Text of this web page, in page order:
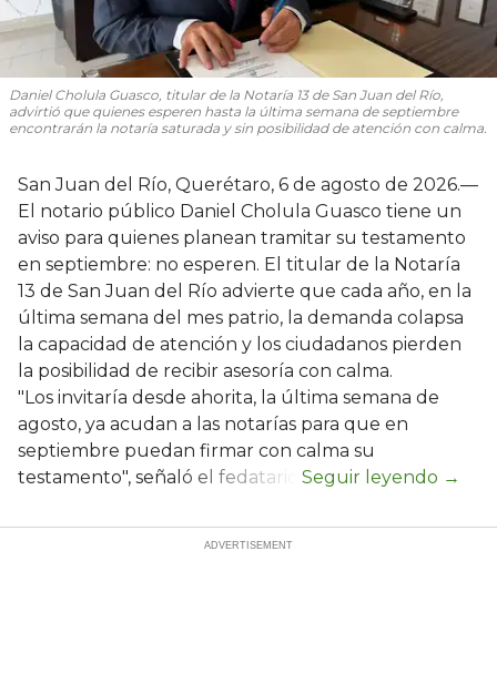
Daniel Cholula Guasco, titular de la Notaría 13 de San Juan del Río,
advirtió que quienes esperen hasta la última semana de septiembre
encontrarán la notaría saturada y sin posibilidad de atención con calma.
San Juan del Río, Querétaro, 6 de agosto de 2026.—
El notario público Daniel Cholula Guasco tiene un
aviso para quienes planean tramitar su testamento
en septiembre: no esperen. El titular de la Notaría
13 de San Juan del Río advierte que cada año, en la
última semana del mes patrio, la demanda colapsa
la capacidad de atención y los ciudadanos pierden
la posibilidad de recibir asesoría con calma.
"Los invitaría desde ahorita, la última semana de
agosto, ya acudan a las notarías para que en
septiembre puedan firmar con calma su
testamento", señaló el fedatario.